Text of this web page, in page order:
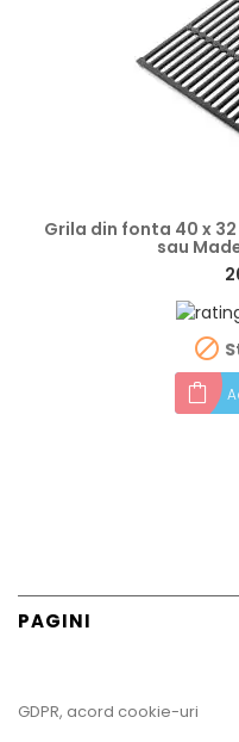
Grila din fonta 40 x
sau

PAGINI
GDPR, acord cookie-uri